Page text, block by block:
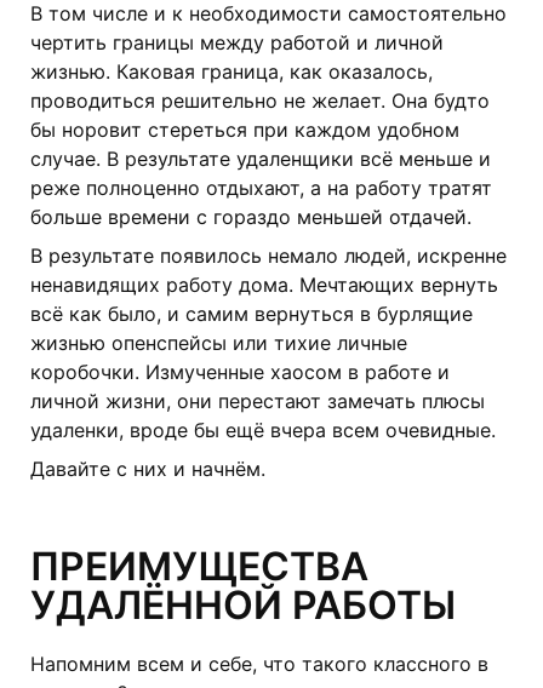
В том числе и к необходимости самостоятельно
чертить границы между работой и личной
жизнью. Каковая граница, как оказалось,
проводиться решительно не желает. Она будто
бы норовит стереться при каждом удобном
случае. В результате удаленщики всё меньше и
реже полноценно отдыхают, а на работу тратят
больше времени с гораздо меньшей отдачей.
В результате появилось немало людей, искренне
ненавидящих работу дома. Мечтающих вернуть
всё как было, и самим вернуться в бурлящие
жизнью опенспейсы или тихие личные
коробочки. Измученные хаосом в работе и
личной жизни, они перестают замечать плюсы
удаленки, вроде бы ещё вчера всем очевидные.
Давайте с них и начнём.
ПРЕИМУЩЕСТВА
УДАЛЁННОЙ РАБОТЫ
Напомним всем и себе, что такого классного в